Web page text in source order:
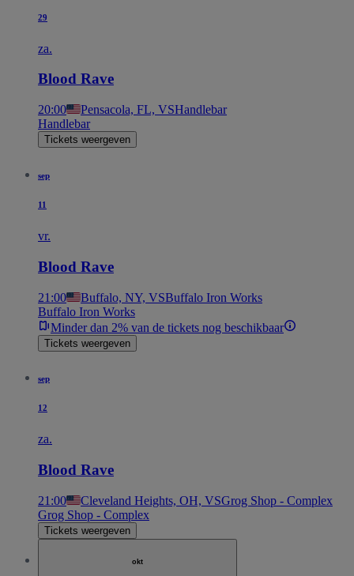
29
za.
Blood Rave
20:00 Pensacola, FL, VSHandlebar
Handlebar
Tickets weergeven
sep
11
vr.
Blood Rave
21:00 Buffalo, NY, VSBuffalo Iron Works
Buffalo Iron Works
Minder dan 2% van de tickets nog beschikbaar
Tickets weergeven
sep
12
za.
Blood Rave
21:00 Cleveland Heights, OH, VSGrog Shop - Complex
Grog Shop - Complex
Tickets weergeven
okt